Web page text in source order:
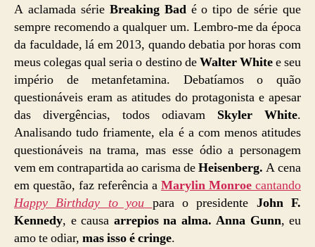
A aclamada série Breaking Bad é o tipo de série que
sempre recomendo a qualquer um. Lembro-me da época
da faculdade, lá em 2013, quando debatia por horas com
meus colegas qual seria o destino deWalter Whitee seu
império de metanfetamina. Debatíamos o quão
questionáveis eram as atitudes do protagonista e apesar
das divergências, todos odiavam Skyler White.
Analisando tudo friamente, ela é a com menos atitudes
questionáveis na trama, mas esse ódio a personagem
vem em contrapartida ao carisma deHeisenberg. A cena
em questão, faz referência a Marylin Monroe cantando
Happy Birthday to you para o presidente John F.
Kennedy, e causa arrepios na alma. Anna Gunn, eu
amo te odiar, mas isso é cringe.